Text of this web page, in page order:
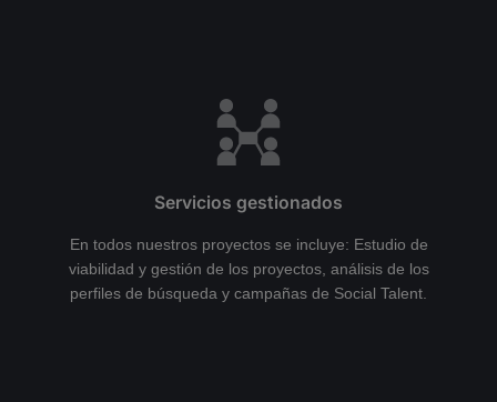
Servicios gestionados
En todos nuestros proyectos se incluye: Estudio de
viabilidad y gestión de los proyectos, análisis de los
perfiles de búsqueda y campañas de Social Talent.